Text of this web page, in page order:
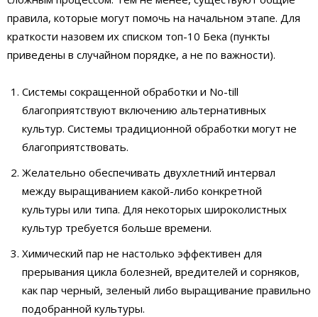
правила, которые могут помочь на начальном этапе. Для
краткости назовем их списком топ-10 Бека (пункты
приведены в случайном порядке, а не по важности).
Системы сокращенной обработки и No-till
благоприятствуют включению альтернативных
культур. Системы традиционной обработки могут не
благоприятствовать.
Желательно обеспечивать двухлетний интервал
между выращиванием какой-либо конкретной
культуры или типа. Для некоторых широколистных
культур требуется больше времени.
Химический пар не настолько эффективен для
прерывания цикла болезней, вредителей и сорняков,
как пар черный, зеленый либо выращивание правильно
подобранной культуры.